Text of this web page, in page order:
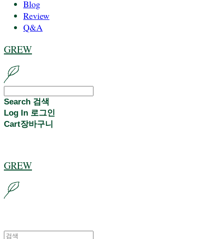
Blog
Review
Q&A
GREW
Search 검색
Log In 로그인
Cart장바구니
GREW